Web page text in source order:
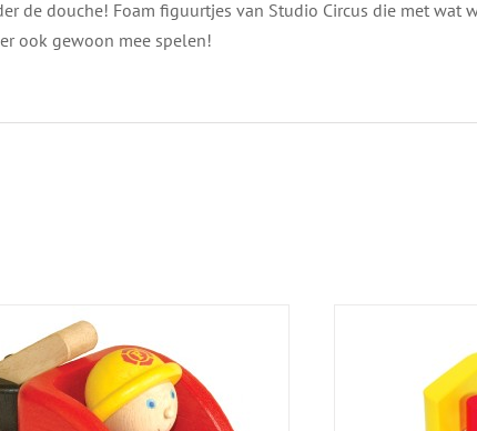
de douche! Foam figuurtjes van Studio Circus die met wat
ook gewoon mee spelen!